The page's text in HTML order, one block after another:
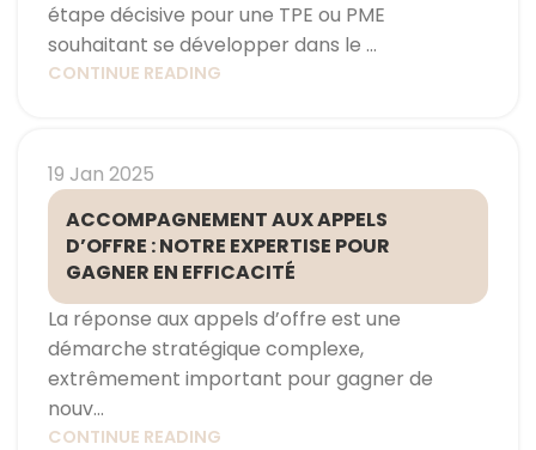
étape décisive pour une TPE ou PME
souhaitant se développer dans le ...
CONTINUE READING
19 Jan 2025
ACCOMPAGNEMENT AUX APPELS
D’OFFRE : NOTRE EXPERTISE POUR
GAGNER EN EFFICACITÉ
La réponse aux appels d’offre est une
démarche stratégique complexe,
extrêmement important pour gagner de
nouv...
CONTINUE READING